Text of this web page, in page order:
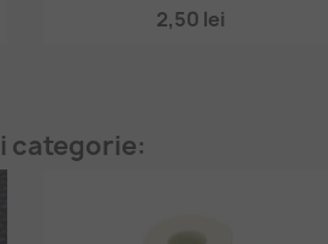
2,50 lei
categorie: